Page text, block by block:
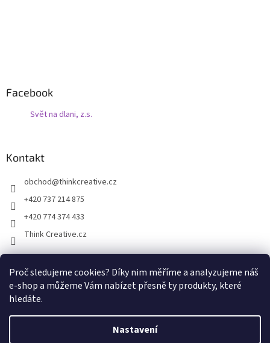
Proč sledujeme cookies? Díky nim měříme a analyzujeme náš
e-shop a můžeme Vám nabízet přesně ty produkty, které
hledáte.
Nastavení
Facebook
Svět na dlani, z.s.
Kontakt
obchod@thinkcreative.cz
+420 737 214 875
+420 774 374 433
Think Creative.cz
Zboží.cz Heureka.cz Facebook
Vytvořil Shoptet